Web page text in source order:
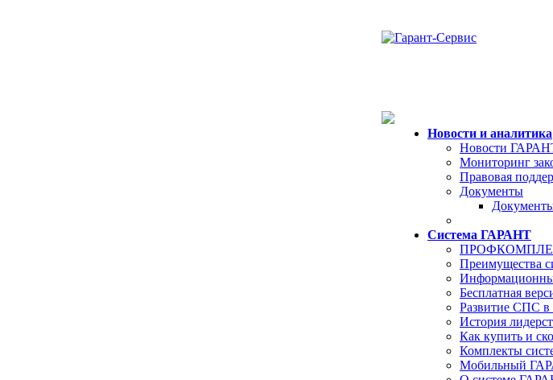
Новости и аналитика
Новости
Мониторинг
Правовая
Документы
Система ГАРАНТ
Преимущества
Бесплатная
Развитие СПС в
История
Как купить и
Комплекты
Мобильный